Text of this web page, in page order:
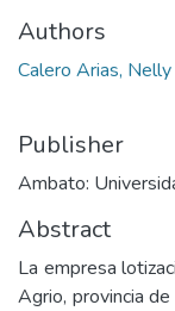
Authors
Calero Arias,
Publisher
Ambato:
Abstract
La empresa
Agrio, provincia